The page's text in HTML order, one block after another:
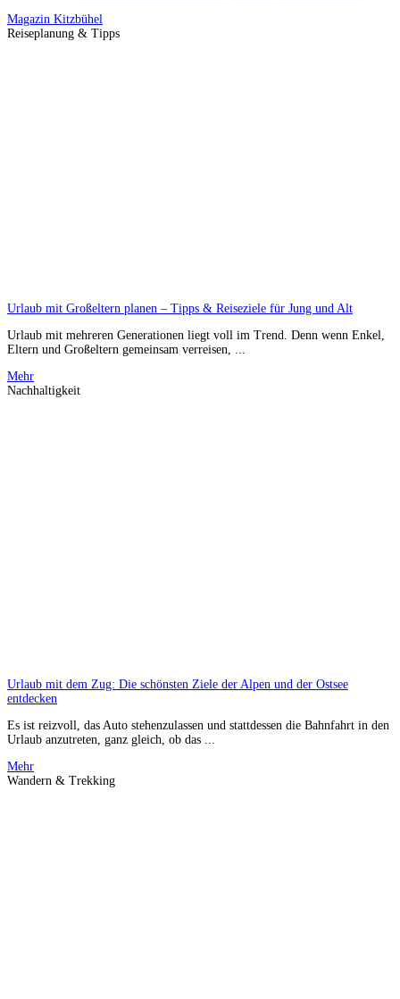
Magazin Kitzbühel
Reiseplanung & Tipps
Urlaub mit Großeltern planen – Tipps & Reiseziele für Jung und Alt
Urlaub mit mehreren Generationen liegt voll im Trend. Denn wenn Enkel,
Eltern und Großeltern gemeinsam verreisen, ...
Mehr
Nachhaltigkeit
Urlaub mit dem Zug: Die schönsten Ziele der Alpen und der Ostsee
entdecken
Es ist reizvoll, das Auto stehenzulassen und stattdessen die Bahnfahrt in den
Urlaub anzutreten, ganz gleich, ob das ...
Mehr
Wandern & Trekking